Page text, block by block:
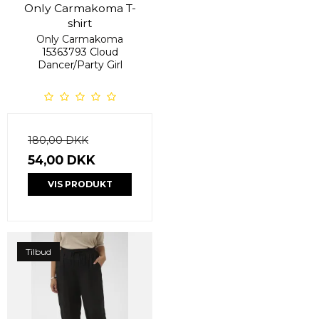
Only Carmakoma T-
shirt
Only Carmakoma
15363793 Cloud
Dancer/Party Girl
180,00 DKK
54,00 DKK
VIS PRODUKT
Tilbud